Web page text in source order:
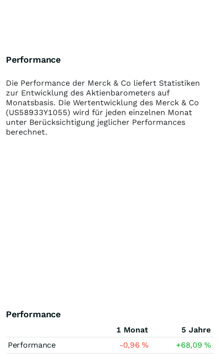
Performance
Die Performance der Merck & Co liefert Statistiken
zur Entwicklung des Aktienbarometers auf
Monatsbasis. Die Wertentwicklung des Merck & Co
(US58933Y1055) wird für jeden einzelnen Monat
unter Berücksichtigung jeglicher Performances
berechnet.
Performance
1 Monat
5 Jahre
Performance
-0,96% +68,09%